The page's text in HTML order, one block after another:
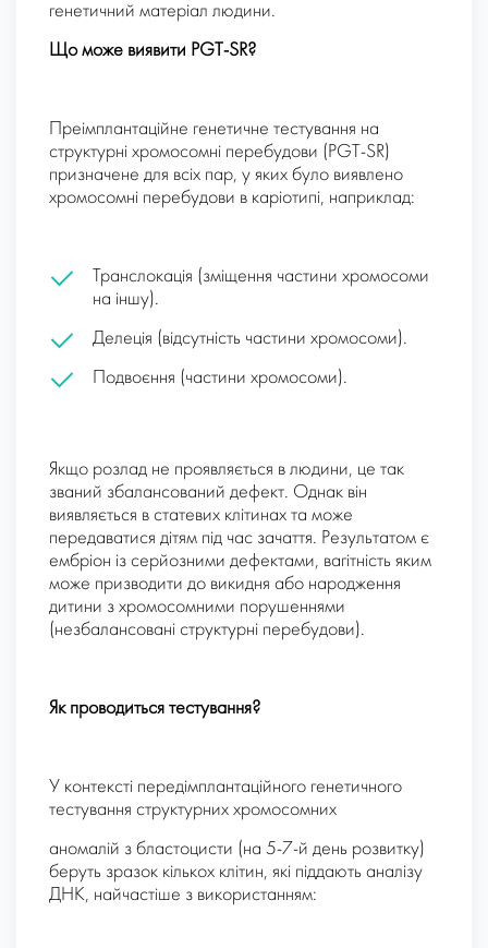
генетичний матеріал людини.
Що може виявити PGT-SR?
Преімплантаційне генетичне тестування на
структурні хромосомні перебудови (PGT-SR)
призначене для всіх пар, у яких було виявлено
хромосомні перебудови в каріотипі, наприклад:
Транслокація (зміщення частини хромосоми
на іншу).
Делеція (відсутність частини хромосоми).
Подвоєння (частини хромосоми).
Якщо розлад не проявляється в людини, це так
званий збалансований дефект. Однак він
виявляється в статевих клітинах та може
передаватися дітям під час зачаття. Результатом є
ембріон із серйозними дефектами, вагітність яким
може призводити до викидня або народження
дитини з хромосомними порушеннями
(незбалансовані структурні перебудови).
Як проводиться тестування?
У контексті передімплантаційного генетичного
тестування структурних хромосомних
аномалій з бластоцисти (на 5-7-й день розвитку)
беруть зразок кількох клітин, які піддають аналізу
ДНК, найчастіше з використанням: